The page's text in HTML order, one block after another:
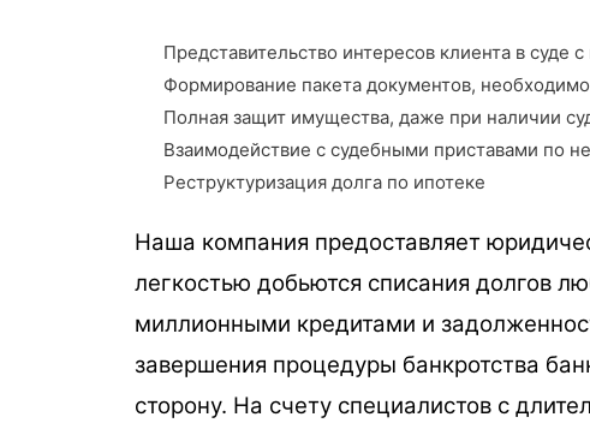
Представительство интересов клиента в суде
Формирование пакета документов,
Полная защит имущества, даже при наличии
Взаимодействие с судебными приставами по
Реструктуризация долга по ипотеке
Наша компания предоставляет
легкостью добьются списания долгов
миллионными кредитами и
завершения процедуры банкротства
сторону. На счету специалистов с